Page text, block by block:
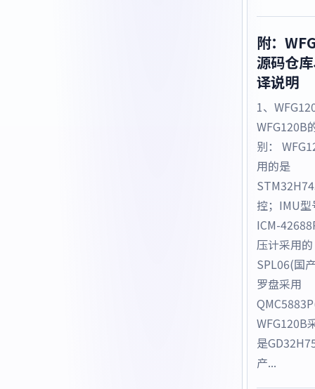
附：
源码仓
译说明
1、
WFG120B
别：
用的是
控；IMU型
ICM-
压计采用的
SPL06(国
罗盘采用
WFG120B
是
产...